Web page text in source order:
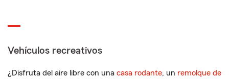
Vehículos recreativos
¿Disfruta del aire libre con una casa rodante, un remolque de